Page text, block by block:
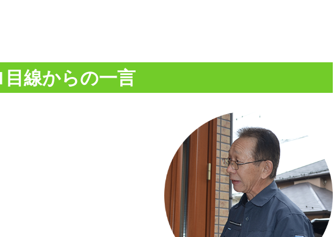
目線からの一言